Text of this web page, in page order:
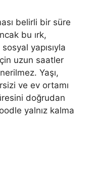
belirli bir süre
bu ırk,
yapısıyla
uzun saatler
Yaşı,
ve ev ortamı
doğrudan
yalnız kalma